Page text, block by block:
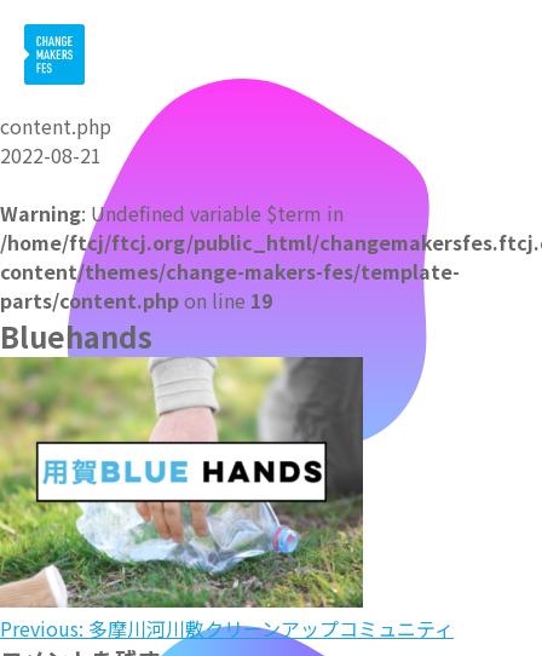
content.php
2022-08-21
Warning: Undefined variable $term in
/home/ftcj/ftcj.org/public_html/
content/themes/change-makers-fes/template-
parts/content.phpon line 19
Bluehands
投
Previous: 多摩川河川敷クリーンアップコミュニティ